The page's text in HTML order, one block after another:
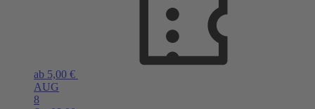
ab 5,00 €
AUG
8